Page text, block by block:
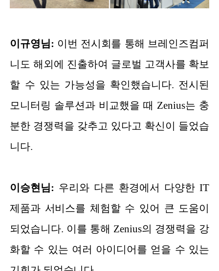
이규영님: 이번 전시회를 통해 브레인즈컴퍼
니도 해외에 진출하여 글로벌 고객사를 확보
할 수 있는 가능성을 확인했습니다. 전시된
모니터링 솔루션과 비교했을 때 Zenius는 충
분한 경쟁력을 갖추고 있다고 확신이 들었습
니다.
이승현님: 우리와 다른 환경에서 다양한 IT
제품과 서비스를 체험할 수 있어 큰 도움이
되었습니다. 이를 통해 Zenius의 경쟁력을 강
화할 수 있는 여러 아이디어를 얻을 수 있는